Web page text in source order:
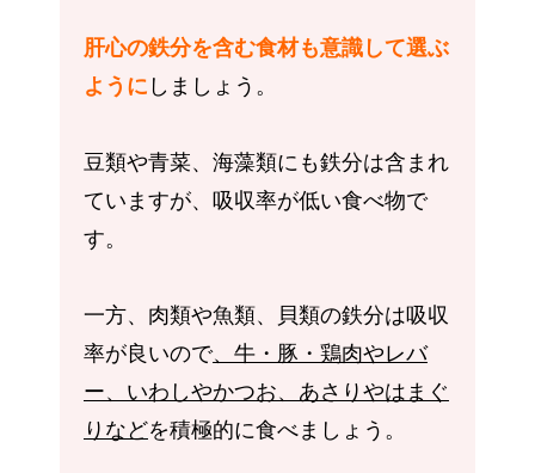
肝心の鉄分を含む食材も意識して選ぶ
ように しましょう。
豆類や青菜、海藻類にも鉄分は含まれ
ていますが、吸収率が低い食べ物で
す。
一方、肉類や魚類、貝類の鉄分は吸収
率が良いので、牛・豚・鶏肉やレバ
ー、いわしやかつお、あさりやはまぐ
りなどを積極的に食べましょう。